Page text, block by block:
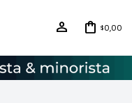
$0,00